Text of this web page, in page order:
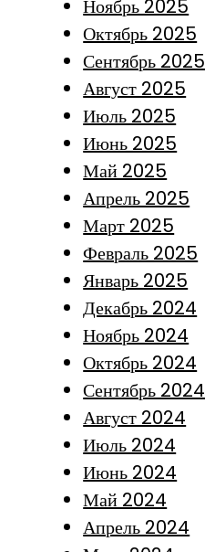
Ноябрь 2025
Октябрь 2025
Сентябрь 2025
Август 2025
Июль 2025
Июнь 2025
Май 2025
Апрель 2025
Март 2025
Февраль 2025
Январь 2025
Декабрь 2024
Ноябрь 2024
Октябрь 2024
Сентябрь 2024
Август 2024
Июль 2024
Июнь 2024
Май 2024
Апрель 2024